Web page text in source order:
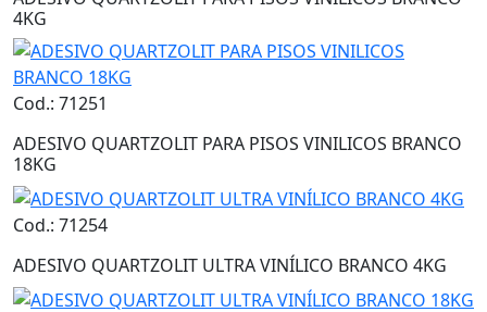
4KG
Cod.: 71251
ADESIVO QUARTZOLIT PARA PISOS VINILICOS BRANCO
18KG
Cod.: 71254
ADESIVO QUARTZOLIT ULTRA VINÍLICO BRANCO 4KG